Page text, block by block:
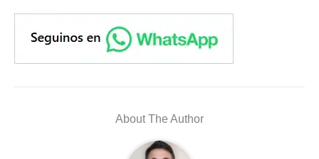
About The Author